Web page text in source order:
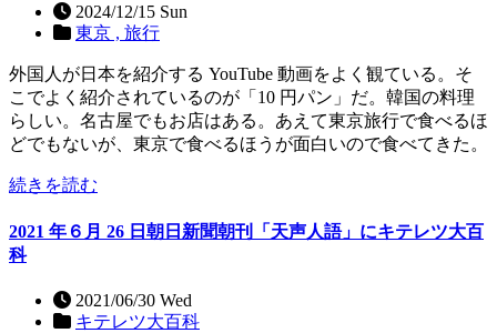
2024/12/15 Sun
東京 , 旅行
外国人が日本を紹介する YouTube 動画をよく観ている。そ
こでよく紹介されているのが「10 円パン」だ。韓国の料理
らしい。名古屋でもお店はある。あえて東京旅行で食べるほ
どでもないが、東京で食べるほうが面白いので食べてきた。
続きを読む
2021 年６月 26 日朝日新聞朝刊「天声人語」にキテレツ大百
科
2021/06/30 Wed
キテレツ大百科